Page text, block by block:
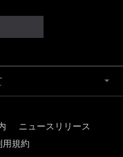
ニュースリリース
用規約